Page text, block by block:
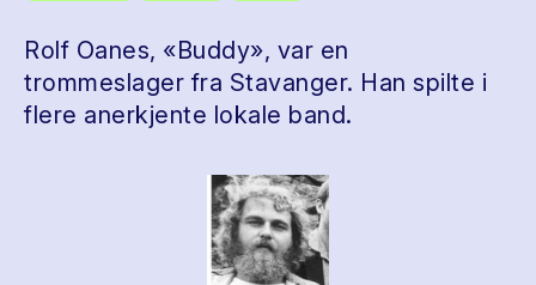
Rolf Oanes, «Buddy», var en
trommeslager fra Stavanger. Han spilte i
flere anerkjente lokale band.